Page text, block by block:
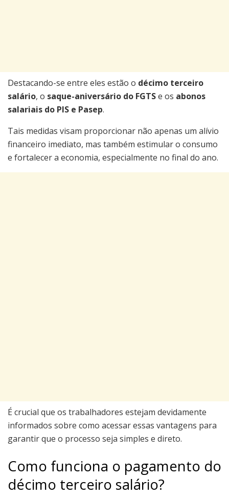
Destacando-se entre eles estão o décimo terceiro
salário, o saque-aniversário do FGTSe os abonos
salariais do PIS e Pasep.
Tais medidas visam proporcionar não apenas um alívio
financeiro imediato, mas também estimular o consumo
e fortalecer a economia, especialmente no final do ano.
É crucial que os trabalhadores estejam devidamente
informados sobre como acessar essas vantagens para
garantir que o processo seja simples e direto.
Como funciona o pagamento do
décimo terceiro salário?